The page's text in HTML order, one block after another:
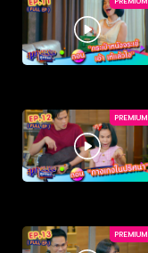
PREMIUM
PREMIUM